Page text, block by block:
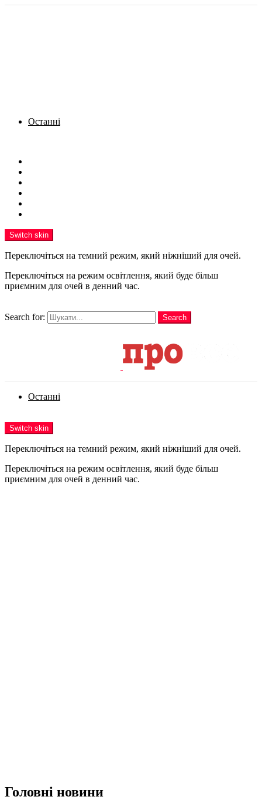
Останні
Switch skin
Переключіться на темний режим, який ніжніший для очей.
Переключіться на режим освітлення, який буде більш
приємним для очей в денний час.
Search for:
Search
Останні
Switch skin
Переключіться на темний режим, який ніжніший для очей.
Переключіться на режим освітлення, який буде більш
приємним для очей в денний час.
Головні новини